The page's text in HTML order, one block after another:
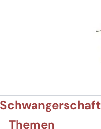
Schwangerschaft
Themen